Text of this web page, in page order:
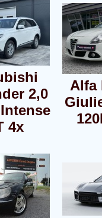
2,0
4x
Alfa